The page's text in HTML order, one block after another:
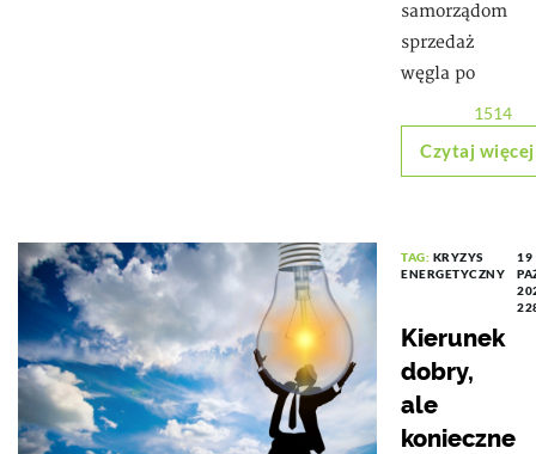
samorządom
sprzedaż
węgla po
1514
Czytaj więcej
TAG: KRYZYS
ENERGETYCZNY
19
Kierunek
dobry,
ale
konieczne